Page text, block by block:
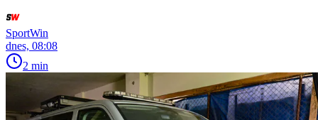
SportWin
dnes, 08:08
2 min